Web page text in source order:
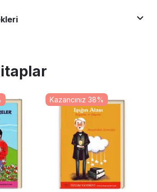
Kazancınız 38%